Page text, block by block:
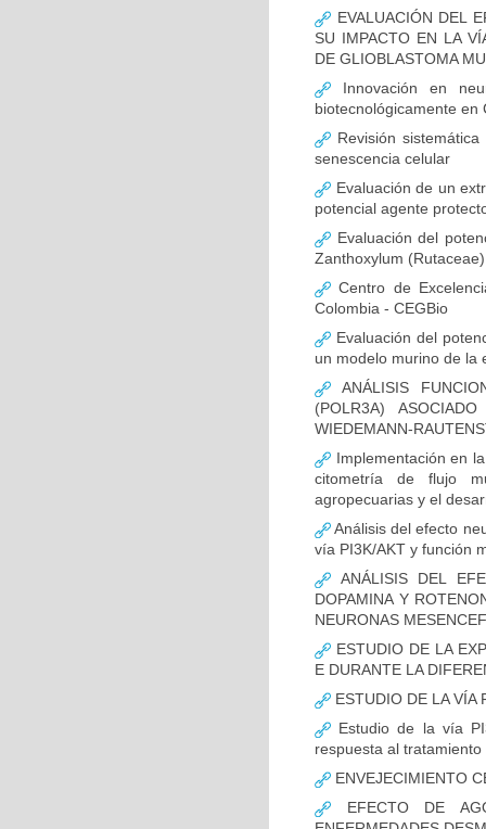
EVALUACIÓN DEL
SU IMPACTO EN LA
DE GLIOBLASTOMA
Innovación en
biotecnológicamente en
Revisión
senescencia celular
Evaluación de un
potencial agente
Evaluación del
Zanthoxylum
Centro de
Colombia - CEGBio
Evaluación del
un modelo murino de la
ANÁLISIS
(POLR3A)
WIEDEMANN-
Implementación en
citometría de flujo
agropecuarias y el
Análisis del efecto
vía PI3K/AKT y función
ANÁLISIS DEL
DOPAMINA Y
NEURONAS
ESTUDIO DE LA
E DURANTE LA
ESTUDIO DE LA VÍA
Estudio de la vía
respuesta al tratamiento
ENVEJECIMIENTO
EFECTO DE